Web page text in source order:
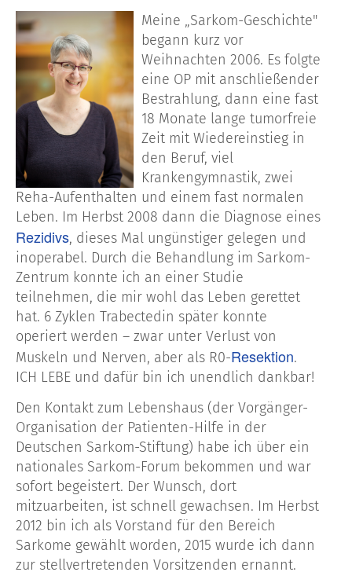
Meine „Sarkom-Geschichte"
begann kurz vor
Weihnachten 2006. Es folgte
eine OP mit anschließender
Bestrahlung, dann eine fast
18 Monate lange tumorfreie
Zeit mit Wiedereinstieg in
den Beruf, viel
Krankengymnastik, zwei
Reha-Aufenthalten und einem fast normalen
Leben. Im Herbst 2008 dann die Diagnose eines
Rezidivs, dieses Mal ungünstiger gelegen und
inoperabel. Durch die Behandlung im Sarkom-
Zentrum konnte ich an einer Studie
teilnehmen, die mir wohl das Leben gerettet
hat. 6 Zyklen Trabectedin später konnte
operiert werden – zwar unter Verlust von
Muskeln und Nerven, aber als R0-Resektion.
ICH LEBE und dafür bin ich unendlich dankbar!
Den Kontakt zum Lebenshaus (der Vorgänger-
Organisation der Patienten-Hilfe in der
Deutschen Sarkom-Stiftung) habe ich über ein
nationales Sarkom-Forum bekommen und war
sofort begeistert. Der Wunsch, dort
mitzuarbeiten, ist schnell gewachsen. Im Herbst
2012 bin ich als Vorstand für den Bereich
Sarkome gewählt worden, 2015 wurde ich dann
zur stellvertretenden Vorsitzenden ernannt.